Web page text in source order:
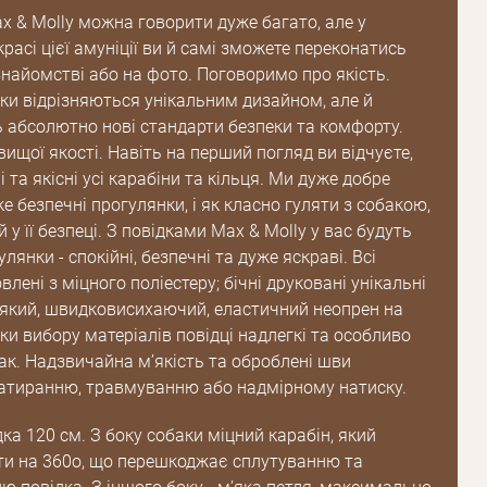
& Molly можна говорити дуже багато, але у
цієї амуніції ви й самі зможете переконатись
або на фото. Поговоримо про якість.
відрізняються унікальним дизайном, але й
нові стандарти безпеки та комфорту.
якості. Навіть на перший погляд ви відчуєте,
та якісні усі карабіни та кільця. Ми дуже добре
безпечні прогулянки, і як класно гуляти з собакою,
у її безпеці. З повідками Max & Molly у вас будуть
- спокійні, безпечні та дуже яскраві. Всі
з міцного поліестеру; бічні друковані унікальні
швидковисихаючий, еластичний неопрен на
вибору матеріалів повідці надлегкі та особливо
Надзвичайна м’якість та оброблені шви
травмуванню або надмірному натиску.
120 см. З боку собаки міцний карабін, який
на 360о, що перешкоджає сплутуванню та
Пароль
Пароль
Зареєструватися